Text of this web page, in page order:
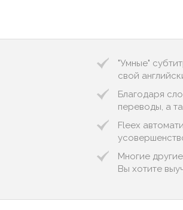
"Умные"
свой
Благодаря
переводы, а
Fleex
Многие
Вы хотите